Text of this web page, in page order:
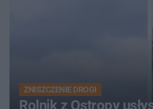
ZNISZCZENIE DROGI
Rolnik z Ostropy